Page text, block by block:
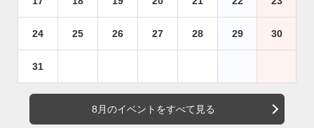
24 25 26 27 28 29 30
31
8月のイベントをすべて見る